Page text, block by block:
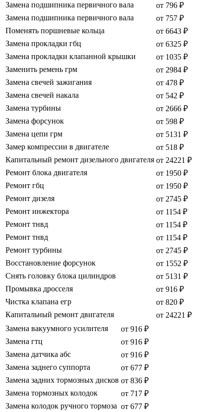
Замена подшипника первичного вала
от 796 ₽
Замена подшипника первичного вала
от 757 ₽
Поменять поршневые кольца
от 6643 ₽
Замена прокладки гбц
от 6325 ₽
Замена прокладки клапанной крышки
от 1035 ₽
Заменить ремень грм
от 2984 ₽
Замена свечей зажигания
от 478 ₽
Замена свечей накала
от 542 ₽
Замена турбины
от 2666 ₽
Замена форсунок
от 598 ₽
Замена цепи грм
от 5131 ₽
Замер компрессии в двигателе
от 518 ₽
Капитальный ремонт дизельного двигателя от 24221 ₽
Ремонт блока двигателя
от 1950 ₽
Ремонт гбц
от 1950 ₽
Ремонт дизеля
от 2745 ₽
Ремонт инжектора
от 1154 ₽
Ремонт тнвд
от 1154 ₽
Ремонт тнвд
от 1154 ₽
Ремонт турбины
от 2745 ₽
Восстановление форсунок
от 1552 ₽
Снять головку блока цилиндров
от 5131 ₽
Промывка дросселя
от 916 ₽
Чистка клапана егр
от 820 ₽
Капитальный ремонт двигателя
от 24221 ₽
Замена вакуумного усилителя
от 916 ₽
Замена гтц
от 916 ₽
Замена датчика абс
от 916 ₽
Замена заднего суппорта
от 677 ₽
Замена задних тормозных дисков от 836 ₽
Замена тормозных колодок
от 717 ₽
Замена колодок ручного тормоза от 677 ₽